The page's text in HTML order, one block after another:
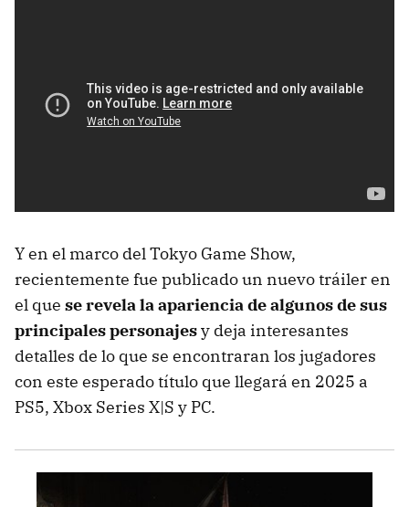
Y en el marco del Tokyo Game Show,
recientemente fue publicado un nuevo tráiler en
el que se revela la apariencia de algunos de sus
principales personajesy deja interesantes
detalles de lo que se encontraran los jugadores
con este esperado título que llegará en 2025 a
PS5, Xbox Series X|S y PC.